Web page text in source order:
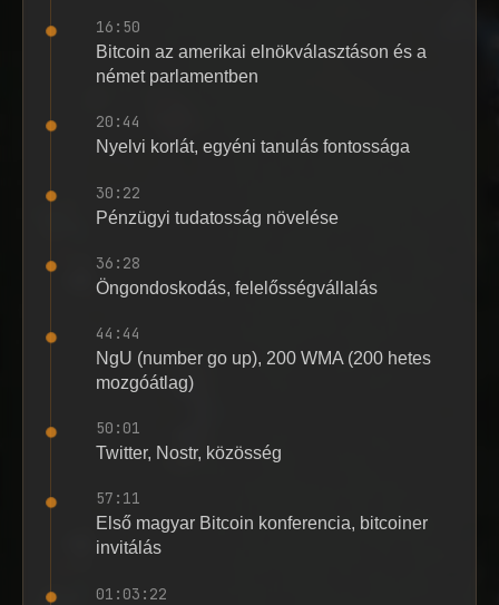
16:50
Bitcoin az amerikai elnökválasztáson és a
német parlamentben
20:44
Nyelvi korlát, egyéni tanulás fontossága
30:22
Pénzügyi tudatosság növelése
36:28
Öngondoskodás, felelősségvállalás
44:44
NgU (number go up), 200 WMA (200 hetes
mozgóátlag)
50:01
Twitter, Nostr, közösség
57:11
Első magyar Bitcoin konferencia, bitcoiner
invitálás
01:03:22